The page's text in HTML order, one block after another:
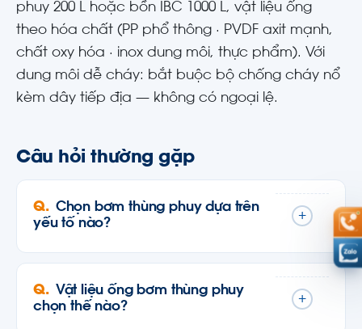
phuy 200 L hoặc bồn IBC 1000 L, vật liệu ống
theo hóa chất (PP phổ thông · PVDF axit mạnh,
chất oxy hóa · inox dung môi, thực phẩm). Với
dung môi dễ cháy: bắt buộc bộ chống cháy nổ
kèm dây tiếp địa — không có ngoại lệ.
Câu hỏi thường gặp
Chọn bơm thùng phuy dựa trên
yếu tố nào?
+
Vật liệu ống bơm thùng phuy
chọn thế nào?
+